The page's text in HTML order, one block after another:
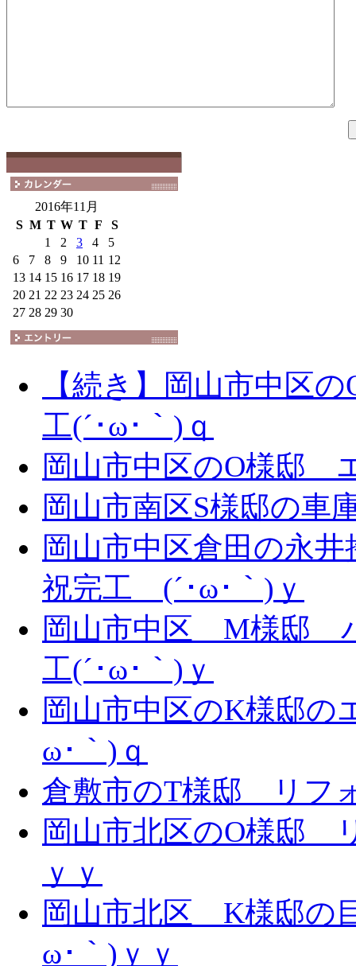
2016年11月
S M T W T F
S
1
2 3 4
5
6
7 8 9 10 11 12
13 14 15 16 17 18 19
20 21 22 23 24 25 26
27 28 29 30
【続き】岡山市中区
工(´･ω･｀)ｑ
岡山市中区のO様邸
岡山市南区S様邸の車
岡山市中区倉田の永
祝完工 (´･ω･｀)ｙ
岡山市中区 M様邸
工(´･ω･｀)ｙ
岡山市中区のK様邸の
ω･｀)ｑ
倉敷市のT様邸 リフ
岡山市北区のO様邸
ｙｙ
岡山市北区 K様邸の
ω･｀)ｙｙ